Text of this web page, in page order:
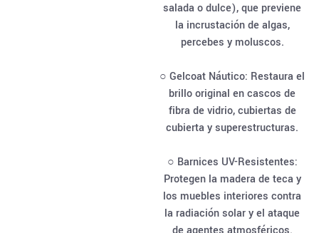
salada o dulce), que previene
la incrustación de algas,
percebes y moluscos.
○ Gelcoat Náutico: Restaura el
brillo original en cascos de
fibra de vidrio, cubiertas de
cubierta y superestructuras.
○ Barnices UV-Resistentes:
Protegen la madera de teca y
los muebles interiores contra
la radiación solar y el ataque